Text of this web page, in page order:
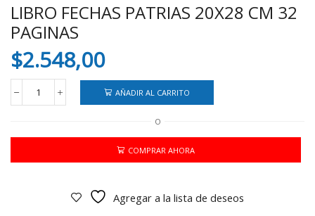
LIBRO FECHAS PATRIAS 20X28 CM 32
PAGINAS
$2.548,00
LIBRO
20X28
32
AÑADIR AL CARRITO
O
COMPRAR AHORA
Agregar a la lista de deseos